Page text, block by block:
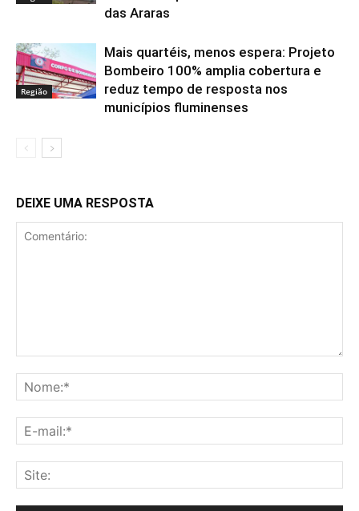
das Araras
Região
Mais quartéis, menos espera: Projeto
Bombeiro 100% amplia cobertura e
reduz tempo de resposta nos
municípios fluminenses
DEIXE UMA RESPOSTA